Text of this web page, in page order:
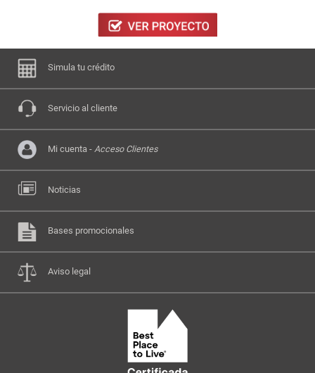
Simula tu crédito
Servicio al cliente
Mi cuenta - Acceso Clientes
Noticias
Bases promocionales
Aviso legal